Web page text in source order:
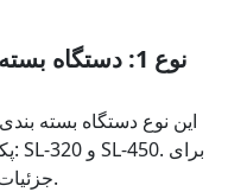
نوع 1: دستگاه بسته بندی گرانول عمودی کوچک
این نوع دستگاه بسته
جزئیات بیشتر به ادامه مطلب مراجعه کنید.